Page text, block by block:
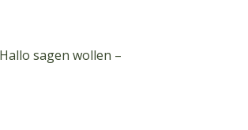
sagen wollen –